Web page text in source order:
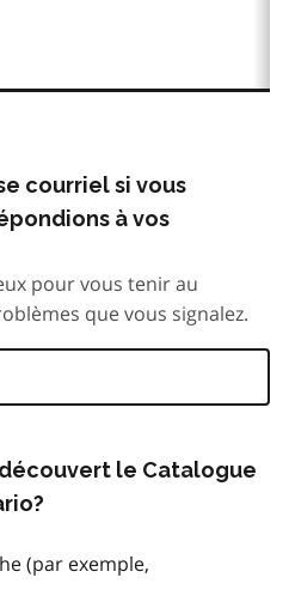
courriel si vous
à vos
pour vous tenir au
que vous signalez.
le Catalogue
(par exemple,